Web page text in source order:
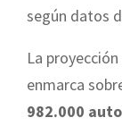
según datos
La
enmarca
982.000